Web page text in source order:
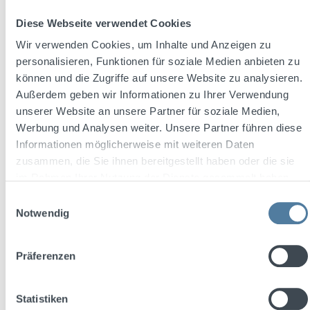
Diese Webseite verwendet Cookies
Wir verwenden Cookies, um Inhalte und Anzeigen zu
personalisieren, Funktionen für soziale Medien anbieten zu
können und die Zugriffe auf unsere Website zu analysieren.
Außerdem geben wir Informationen zu Ihrer Verwendung
unserer Website an unsere Partner für soziale Medien,
Werbung und Analysen weiter. Unsere Partner führen diese
Informationen möglicherweise mit weiteren Daten
zusammen, die Sie ihnen bereitgestellt haben oder die sie
Notwendig
Präferenzen
Statistiken
In den Warenkorb
%Rabatt
Inhalt:0.25 Liter